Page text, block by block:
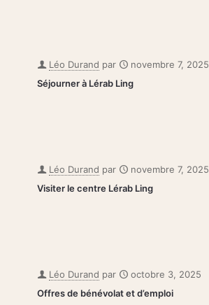
Léo Durand par
novembre 7, 2025
Séjourner à Lérab Ling
Léo Durand par
novembre 7, 2025
Visiter le centre Lérab Ling
Léo Durand par
octobre 3, 2025
Offres de bénévolat et d’emploi